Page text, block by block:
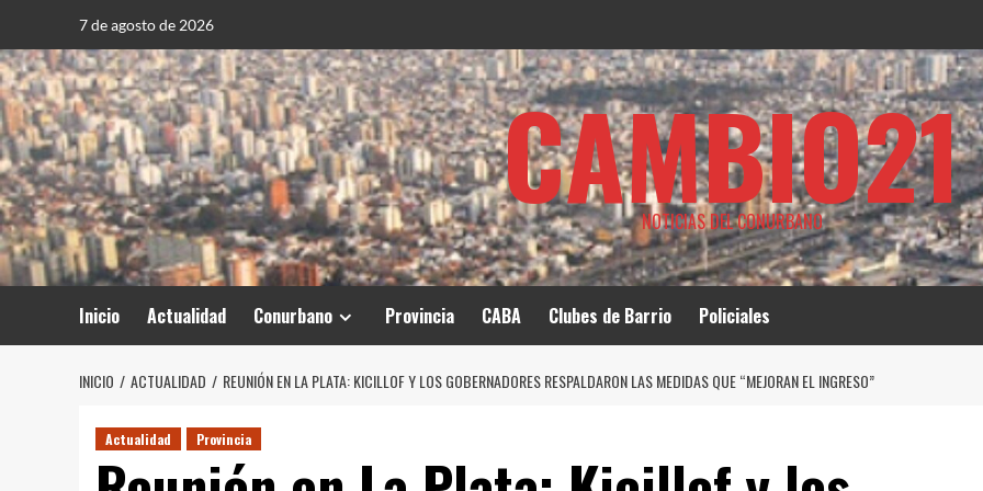
contenido
7 de agosto de 2026
CAMBIO21
NOTICIAS DEL CONURBANO
Inicio Actualidad Conurbano Provincia CABA Clubes de Barrio Policiales
INICIO ACTUALIDAD REUNIÓN EN LA PLATA: KICILLOF Y LOS GOBERNADORES RESPALDARON LAS MEDIDAS QUE “MEJORAN EL INGRESO”
Actualidad Provincia